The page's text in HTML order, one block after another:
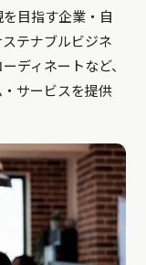
目指す企業・自
テナブルビジネ
ディネートなど、
サービスを提供